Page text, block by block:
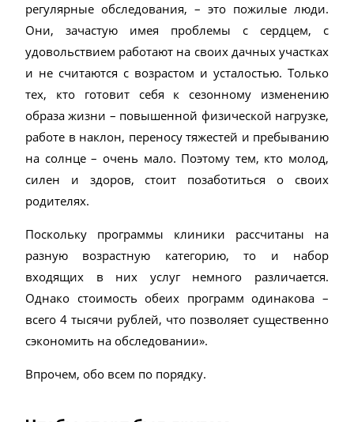
регулярные обследования, – это пожилые люди.
Они, зачастую имея проблемы с сердцем, с
удовольствием работают на своих дачных участках
и не считаются с возрастом и усталостью. Только
тех, кто готовит себя к сезонному изменению
образа жизни – повышенной физической нагрузке,
работе в наклон, переносу тяжестей и пребыванию
на солнце – очень мало. Поэтому тем, кто молод,
силен и здоров, стоит позаботиться о своих
родителях.
Поскольку программы клиники рассчитаны на
разную возрастную категорию, то и набор
входящих в них услуг немного различается.
Однако стоимость обеих программ одинакова –
всего 4 тысячи рублей, что позволяет существенно
сэкономить на обследовании».
Впрочем, обо всем по порядку.